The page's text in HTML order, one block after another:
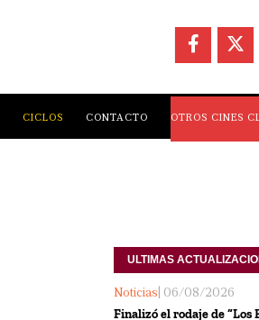
CICLOS CONTACTO OTROS CINES
ULTIMAS
Noticias | 06/08/2026
Finalizó el rodaje de “Los